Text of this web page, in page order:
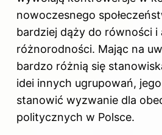
nowoczesnego
bardziej dąży do równości i
różnorodności. Mając na
bardzo różnią się
idei innych ugrupowań,
stanowić wyzwanie dla
politycznych w Polsce.